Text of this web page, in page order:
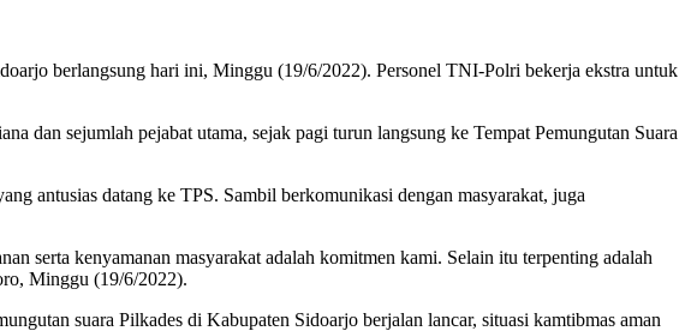
berlangsung hari ini, Minggu (19/6/2022). Personel TNI-Polri bekerja ekstra untuk
sejumlah pejabat utama, sejak pagi turun langsung ke Tempat Pemungutan Suara
antusias datang ke TPS. Sambil berkomunikasi dengan masyarakat, juga
serta kenyamanan masyarakat adalah komitmen kami. Selain itu terpenting adalah
Minggu (19/6/2022).
suara Pilkades di Kabupaten Sidoarjo berjalan lancar, situasi kamtibmas aman